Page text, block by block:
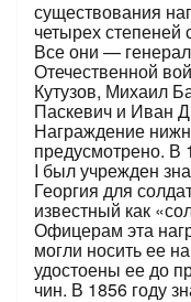
существования
четырех степеней
Все они —
Отечественной
Кутузов, Михаил
Паскевич и Иван
Награждение
предусмотрено. В
I был учрежден
Георгия для
известный как
Офицерам эта
могли носить ее
удостоены ее до
чин. В 1856 году